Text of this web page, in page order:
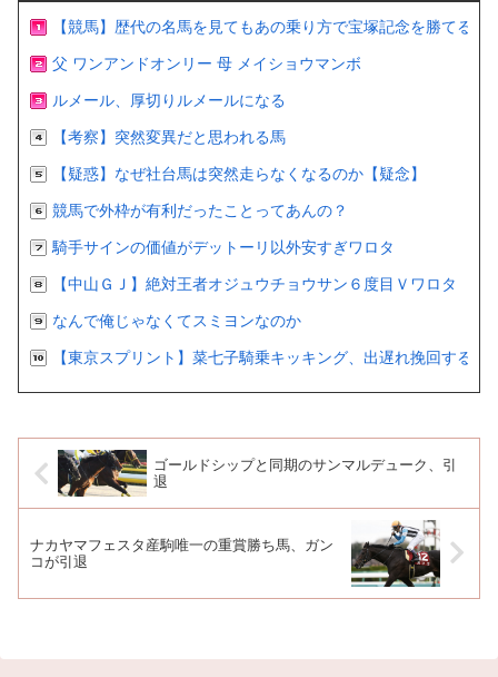
【競馬】歴代の名馬を見てもあの乗り方で宝塚記念を勝てる
父 ワンアンドオンリー 母 メイショウマンボ
ルメール、厚切りルメールになる
【考察】突然変異だと思われる馬
【疑惑】なぜ社台馬は突然走らなくなるのか【疑念】
競馬で外枠が有利だったことってあんの？
騎手サインの価値がデットーリ以外安すぎワロタ
【中山ＧＪ】絶対王者オジュウチョウサン６度目Ｖワロタ
なんで俺じゃなくてスミヨンなのか
【東京スプリント】菜七子騎乗キッキング、出遅れ挽回するも
ゴールドシップと同期のサンマルデューク、引
退
ナカヤマフェスタ産駒唯一の重賞勝ち馬、ガン
コが引退